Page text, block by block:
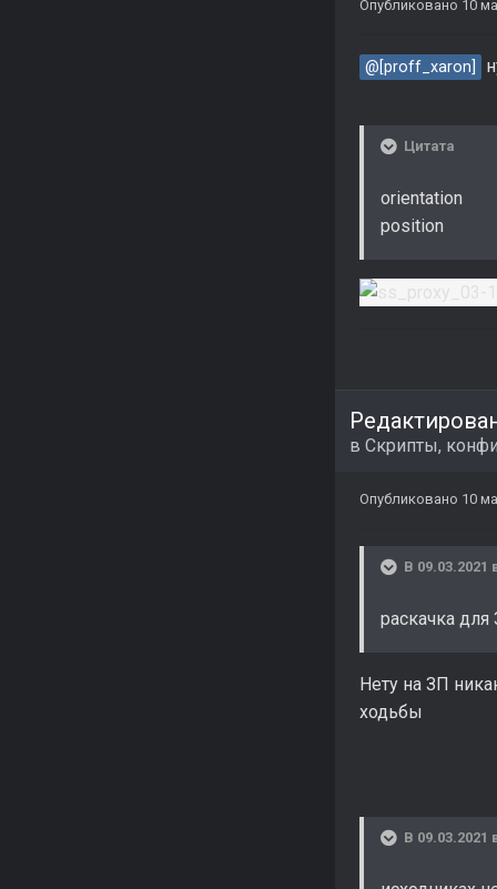
Опубликовано 10
@[proff_xaron]
Цитата
position
в Скрипты,
Опубликовано 10
В 09.03.2021
раскачка для
Нету на ЗП
ходьбы
В 09.03.2021